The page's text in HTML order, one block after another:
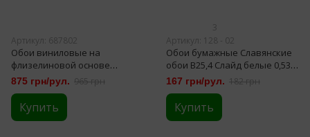
Артикул: 687802
Обои виниловые на
флизелиновой основе
бежевые 1,06 х 10,05м (687802)
875 грн/рул. 965 грн
Купить
3
Артикул: 128 - 02
Обои бумажные Славянские
обои B25,4 Слайд белые 0,53 х
10,05м (128-02)
167 грн/рул. 182 грн
Купить